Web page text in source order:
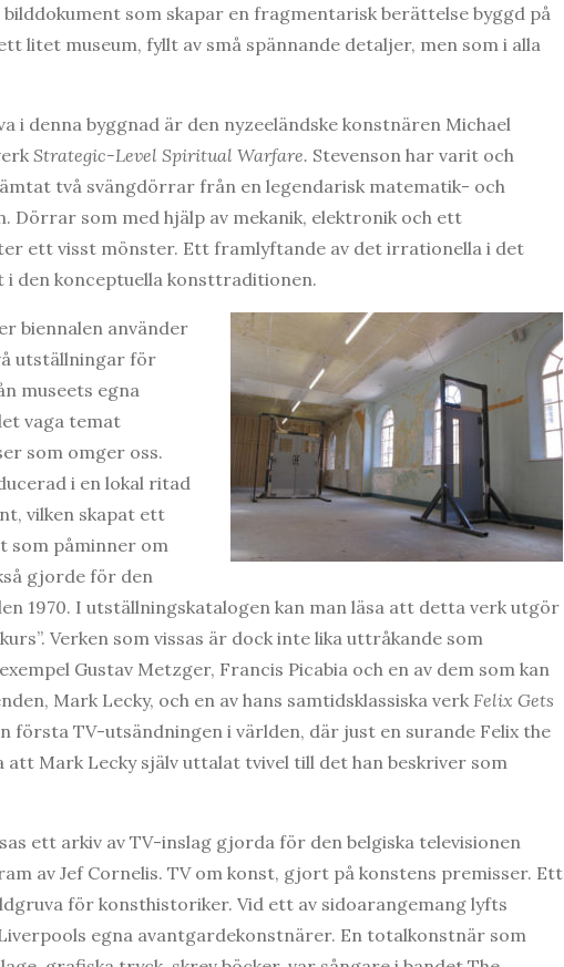
som skapar en fragmentarisk berättelse byggd på
litet museum, fyllt av små spännande detaljer, men som i alla
i denna byggnad är den nyzeeländske konstnären Michael
Strategic-Level Spiritual Warfare. Stevenson har varit och
två svängdörrar från en legendarisk matematik- och
som med hjälp av mekanik, elektronik och ett
ett visst mönster. Ett framlyftande av det irrationella i det
den konceptuella konsttraditionen.
biennalen använder
utställningar för
museets egna
vaga temat
som omger oss.
i en lokal ritad
vilken skapat ett
som påminner om
gjorde för den
1970. I utställningskatalogen kan man läsa att detta verk utgör
Verken som vissas är dock inte lika uttråkande som
Gustav Metzger, Francis Picabia och en av dem som kan
Mark Lecky, och en av hans samtidsklassiska verk Felix Gets
första TV-utsändningen i världen, där just en surande Felix the
att Mark Lecky själv uttalat tvivel till det han beskriver som
ett arkiv av TV-inslag gjorda för den belgiska televisionen
av Jef Cornelis. TV om konst, gjort på konstens premisser. Ett
för konsthistoriker. Vid ett av sidoarangemang lyfts
egna avantgardekonstnärer. En totalkonstnär som